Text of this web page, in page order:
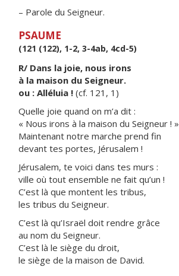
– Parole du Seigneur.
PSAUME
(121 (122), 1-2, 3-4ab, 4cd-5)
R/ Dans la joie, nous irons
à la maison du Seigneur.
ou : Alléluia ! (cf. 121, 1)
Quelle joie quand on m’a dit :
« Nous irons à la maison du Seigneur ! »
Maintenant notre marche prend fin
devant tes portes, Jérusalem !
Jérusalem, te voici dans tes murs :
ville où tout ensemble ne fait qu’un !
C’est là que montent les tribus,
les tribus du Seigneur.
C’est là qu’Israël doit rendre grâce
au nom du Seigneur.
C’est là le siège du droit,
le siège de la maison de David.